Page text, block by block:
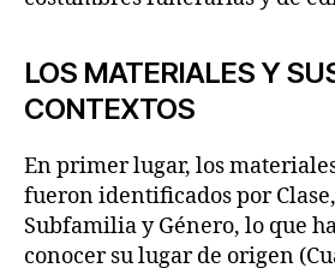
LOS MATERIALES Y
CONTEXTOS
En primer lugar, los
fueron identificados por
Subfamilia y Género, lo que
conocer su lugar de origen